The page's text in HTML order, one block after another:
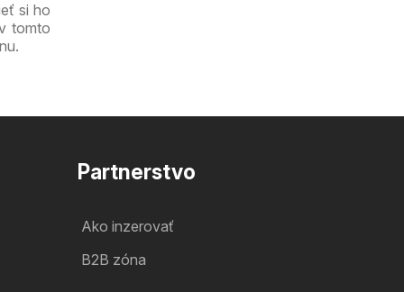
si ho
tomto
Partnerstvo
Ako inzerovať
B2B zóna